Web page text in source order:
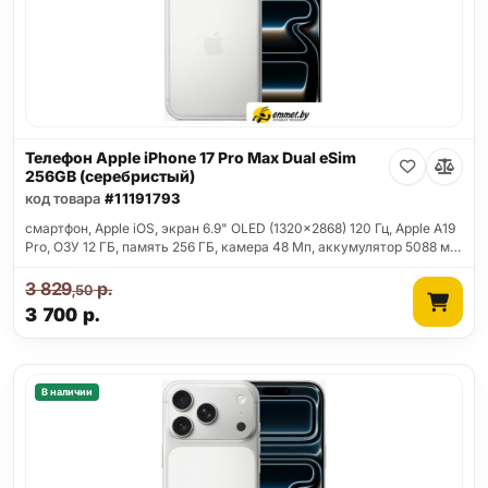
Телефон Apple iPhone 17 Pro Max Dual eSim
256GB (серебристый)
код товара #11191793
смартфон, Apple iOS, экран 6.9" OLED (1320x2868) 120 Гц, Apple A19
Pro, ОЗУ 12 ГБ, память 256 ГБ, камера 48 Мп, аккумулятор 5088 м…
3 700 р.
3 829,50р.
В наличии